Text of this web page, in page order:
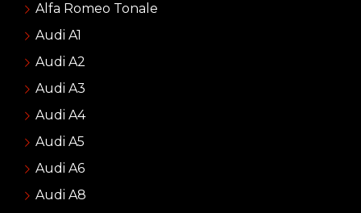
Alfa Romeo Tonale
Audi A1
Audi A2
Audi A3
Audi A4
Audi A5
Audi A6
Audi A8